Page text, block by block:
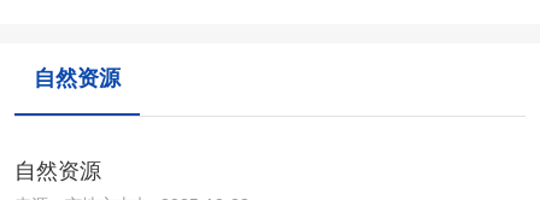
自然资源
自然资源